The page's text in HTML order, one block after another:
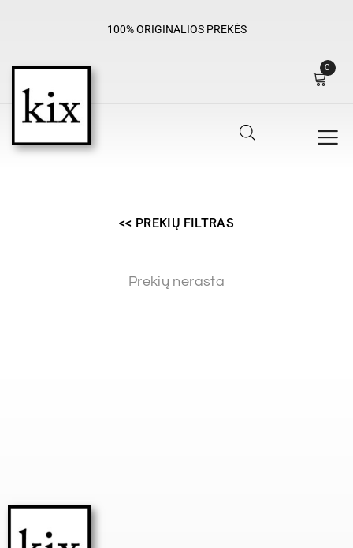
100% ORIGINALIOS PREKĖS
0
<< PREKIŲ FILTRAS
Prekių nerasta